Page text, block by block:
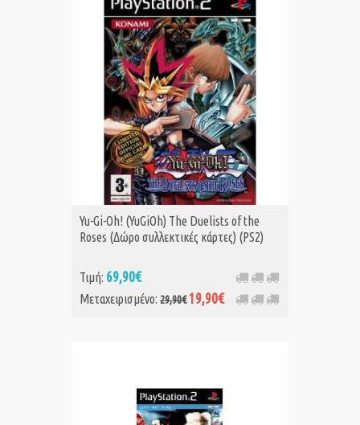
Yu-Gi-Oh! (YuGiOh) The Duelists of the
Roses (Δώρο συλλεκτικές κάρτες) (PS2)
Τιμή: 69,90€
Μεταχειρισμένο: 29,90€ 19,90€